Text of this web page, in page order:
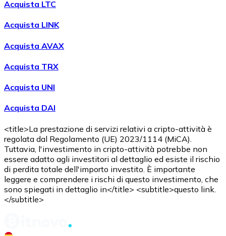
AcquistareShiba Inu
SHIB
AcquistareUniswapcon bonifico bancario
UNI
Acquista LTC
Acquista LINK
Acquista AVAX
Acquista TRX
Acquista UNI
Acquista DAI
<title>La prestazione di servizi relativi a cripto-attività è
regolata dal Regolamento (UE) 2023/1114 (MiCA).
Tuttavia, l'investimento in cripto-attività potrebbe non
essere adatto agli investitori al dettaglio ed esiste il rischio
di perdita totale dell'importo investito. È importante
leggere e comprendere i rischi di questo investimento, che
sono spiegati in dettaglio in</title> <subtitle>questo link.
</subtitle>